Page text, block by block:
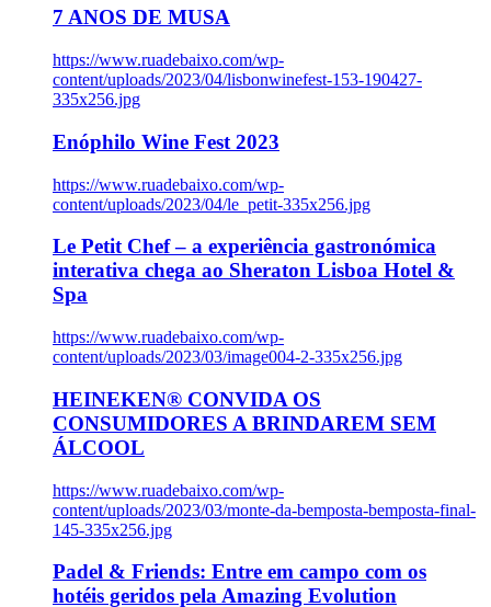
7 ANOS DE MUSA
https://www.ruadebaixo.com/wp-
content/uploads/2023/04/lisbonwinefest-153-190427-
335x256.jpg
Enóphilo Wine Fest 2023
https://www.ruadebaixo.com/wp-
content/uploads/2023/04/le_petit-335x256.jpg
Le Petit Chef – a experiência gastronómica
interativa chega ao Sheraton Lisboa Hotel &
Spa
https://www.ruadebaixo.com/wp-
content/uploads/2023/03/image004-2-335x256.jpg
HEINEKEN® CONVIDA OS
CONSUMIDORES A BRINDAREM SEM
ÁLCOOL
https://www.ruadebaixo.com/wp-
content/uploads/2023/03/monte-da-bemposta-bemposta-final-
145-335x256.jpg
Padel & Friends: Entre em campo com os
hotéis geridos pela Amazing Evolution